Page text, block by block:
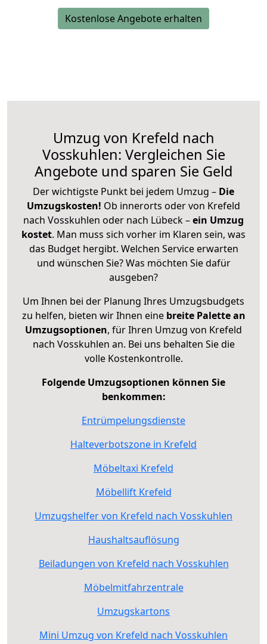
Kostenlose Angebote erhalten
Umzug von Krefeld nach
Vosskuhlen: Vergleichen Sie
Angebote und sparen Sie Geld
Der wichtigste Punkt bei jedem Umzug – Die
Umzugskosten! Ob innerorts oder von Krefeld
nach Vosskuhlen oder nach Lübeck –ein Umzug
kostet. Man muss sich vorher im Klaren sein, was
das Budget hergibt. Welchen Service erwarten
und wünschen Sie? Was möchten Sie dafür
ausgeben?
Um Ihnen bei der Planung Ihres Umzugsbudgets
zu helfen, bieten wir Ihnen eine breite Palette an
Umzugsoptionen, für Ihren Umzug von Krefeld
nach Vosskuhlen an. Bei uns behalten Sie die
volle Kostenkontrolle.
Folgende Umzugsoptionen können Sie
benkommen:
Entrümpelungsdienste
Halteverbotszone in Krefeld
Möbeltaxi Krefeld
Möbellift Krefeld
Umzugshelfer von Krefeld nach Vosskuhlen
Haushaltsauflösung
Beiladungen von Krefeld nach Vosskuhlen
Möbelmitfahrzentrale
Umzugskartons
Mini Umzug von Krefeld nach Vosskuhlen